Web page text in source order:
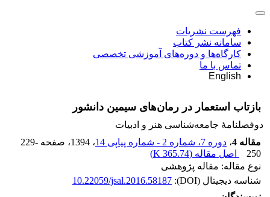
فهرست نشریات
سامانه نشر کتاب
کارگاه‌ها و دوره‌های آموزشی تخصصی
تماس با ما
English
بازتاب استعمار در رمان‌های سیمین دانشور
دوفصلنامۀ جامعه‌شناسی هنر و ادبیات
مقاله 4
، دوره 7، شماره 2 - شماره پیاپی 14 ، 1394 ، صفحه 229-
250
اصل مقاله (365.74 K
)
نوع مقاله: مقاله پژوهشی
شناسه دیجیتال (DOI):
10.22059/jsal.2016.58187